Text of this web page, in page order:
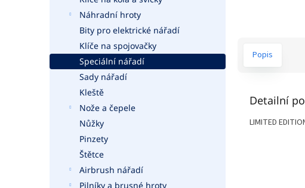
Náhradní hroty
Bity pro elektrické nářadí
Klíče na spojovačky
Speciální nářadí
Sady nářadí
Kleště
Nože a čepele
Nůžky
Pinzety
Štětce
Airbrush nářadí
Pilníky a brusné hroty
Popis
Detailní
LIMITED